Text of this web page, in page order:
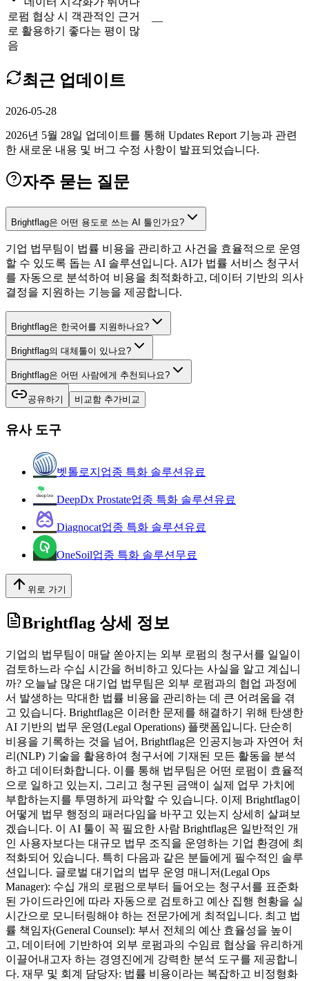
로펌 협상 시 객관적인 근거
로 활용하기 좋다는 평이 많
음
—
최근 업데이트
2026-05-28
2026년 5월 28일 업데이트를 통해 Updates Report 기능과 관련
한 새로운 내용 및 버그 수정 사항이 발표되었습니다.
자주 묻는 질문
Brightflag은 어떤 용도로 쓰는 AI 툴인가요?
기업 법무팀이 법률 비용을 관리하고 사건을 효율적으로 운영
할 수 있도록 돕는 AI 솔루션입니다. AI가 법률 서비스 청구서
를 자동으로 분석하여 비용을 최적화하고, 데이터 기반의 의사
결정을 지원하는 기능을 제공합니다.
Brightflag은 한국어를 지원하나요?
Brightflag의 대체툴이 있나요?
Brightflag은 어떤 사람에게 추천되나요?
공유하기 비교함 추가비교
유사 도구
벳톨로지 업종 특화 솔루션 유료
DeepDx Prostate업종 특화 솔루션 유료
Diagnocat업종 특화 솔루션 유료
OneSoil업종 특화 솔루션 무료
위로 가기
Brightflag 상세 정보
기업의 법무팀이 매달 쏟아지는 외부 로펌의 청구서를 일일이
검토하느라 수십 시간을 허비하고 있다는 사실을 알고 계십니
까? 오늘날 많은 대기업 법무팀은 외부 로펌과의 협업 과정에
서 발생하는 막대한 법률 비용을 관리하는 데 큰 어려움을 겪
고 있습니다. Brightflag은 이러한 문제를 해결하기 위해 탄생한
AI 기반의 법무 운영(Legal Operations) 플랫폼입니다. 단순히
비용을 기록하는 것을 넘어, Brightflag은 인공지능과 자연어 처
리(NLP) 기술을 활용하여 청구서에 기재된 모든 활동을 분석
하고 데이터화합니다. 이를 통해 법무팀은 어떤 로펌이 효율적
으로 일하고 있는지, 그리고 청구된 금액이 실제 업무 가치에
부합하는지를 투명하게 파악할 수 있습니다. 이제 Brightflag이
어떻게 법무 행정의 패러다임을 바꾸고 있는지 상세히 살펴보
겠습니다. 이 AI 툴이 꼭 필요한 사람 Brightflag은 일반적인 개
인 사용자보다는 대규모 법무 조직을 운영하는 기업 환경에 최
적화되어 있습니다. 특히 다음과 같은 분들에게 필수적인 솔루
션입니다. 글로벌 대기업의 법무 운영 매니저(Legal Ops
Manager): 수십 개의 로펌으로부터 들어오는 청구서를 표준화
된 가이드라인에 따라 자동으로 검토하고 예산 집행 현황을 실
시간으로 모니터링해야 하는 전문가에게 최적입니다. 최고 법
률 책임자(General Counsel): 부서 전체의 예산 효율성을 높이
고, 데이터에 기반하여 외부 로펌과의 수임료 협상을 유리하게
이끌어내고자 하는 경영진에게 강력한 분석 도구를 제공합니
다. 재무 및 회계 담당자: 법률 비용이라는 복잡하고 비정형화